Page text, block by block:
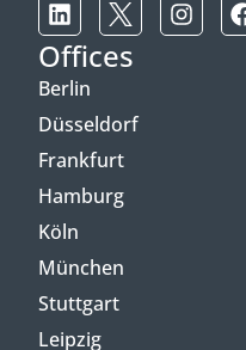
Offices
Berlin
Düsseldorf
Frankfurt
Hamburg
Köln
München
Stuttgart
Leipzig